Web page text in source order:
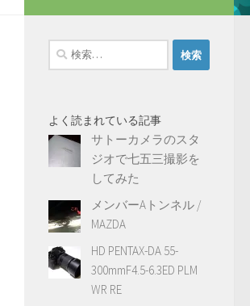
検
索:
よく読まれている記事
サトーカメラのスタ
ジオで七五三撮影を
してみた
メンバーAトンネル /
MAZDA
HD PENTAX-DA 55-
300mmF4.5-6.3ED PLM
WR RE